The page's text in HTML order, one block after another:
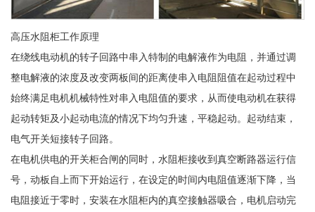
高压水阻柜工作原理
在绕线电动机的转子回路中串入特制的电解液作为电阻，并通过调
整电解液的浓度及改变两板间的距离使串入电阻阻值在起动过程中
始终满足电机机械特性对串入电阻值的要求，从而使电动机在获得
起动转矩及小起动电流的情况下均匀升速，平稳起动。起动结束，
电气开关短接转子回路。
在电机供电的开关柜合闸的同时，水阻柜接收到真空断路器运行信
号，动板自上而下开始运行，在设定的时间内电阻值逐渐下降，当
电阻接近于零时，安装在水阻柜内的真空接触器吸合，电机启动完